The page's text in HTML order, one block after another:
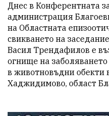
Днес в Конферентната
администрация
на Областната
свикването на
Васил Трендафилов е
огнище на
в животновъдни обекти
Хаджидимово, област